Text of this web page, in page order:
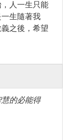
人一生只能
生隨著我
之後，希望
慧的必能得